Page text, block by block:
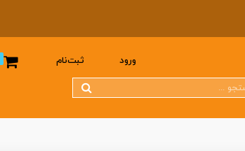
ورود ثبت‌نام